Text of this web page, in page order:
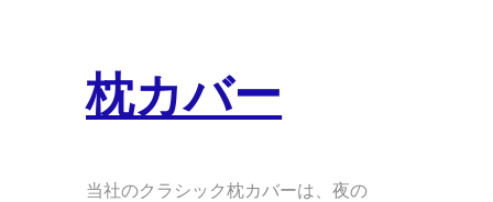
枕カバー
当社のクラシック枕カバーは、夜の